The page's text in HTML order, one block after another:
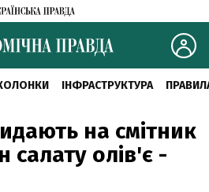
ІНФРАСТРУКТУРА
на смітник
салату олів'є -